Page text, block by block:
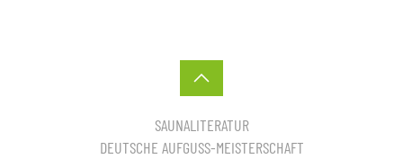
SAUNALITERATUR
DEUTSCHE AUFGUSS-MEISTERSCHAFT